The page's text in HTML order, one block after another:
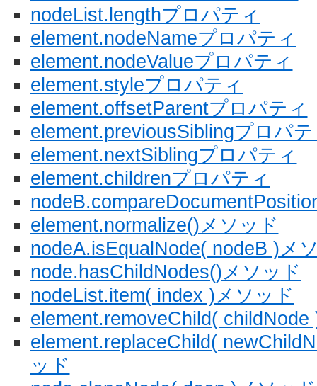
nodeList.lengthプロパティ
element.nodeNameプロパティ
element.nodeValueプロパティ
element.styleプロパティ
element.offsetParentプロパティ
element.previousSiblingプロパ
element.nextSiblingプロパティ
element.childrenプロパティ
element.normalize()メソッド
nodeA.isEqualNode( nodeB )メ
node.hasChildNodes()メソッド
nodeList.item( index )メソッド
element.removeChild(
element.replaceChild(
ッド